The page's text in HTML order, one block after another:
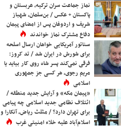
نماز جماعت سران ترکیه، عربستان و
پاکستان + عکس / بن‌سلمان، شهباز
شریف و اردوغان پس از امضای پیمان
دفاع مشترک نماز خواندند
سناتور آمریکایی خواهان ارسال اسلحه
برای شورش در ایران شد / تد کروز:
فرقی نمی‌کند پسر شاه روی کار بیاید یا
مریم رجوی، هر کسی جز جمهوری
اسلامی
«پیمان مکه» و آرایش جدید منطقه /
ائتلاف نظامی جدید اسلامی چه پیامی
برای تهران دارد؟ / مثلث ریاض، آنکارا و
اسلام‌آباد علیه خلاء امنیتی غرب